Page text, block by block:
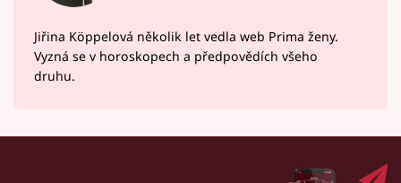
Jiřina Köppelová několik let vedla web Prima ženy.
Vyzná se v horoskopech a předpovědích všeho
druhu.